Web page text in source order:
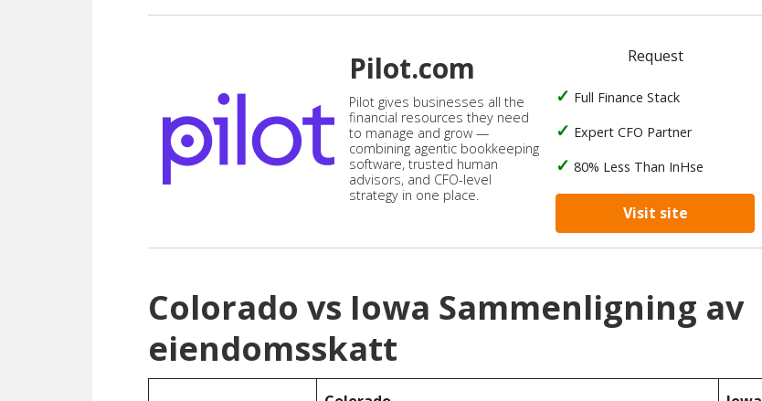
Pilot.com
Pilot gives businesses all the
financial resources they need
to manage and grow —
combining agentic bookkeeping
software, trusted human
advisors, and CFO-level
strategy in one place.
Request
Full Finance Stack
Expert CFO Partner
80% Less Than InHse
Visit site
Colorado vs Iowa Sammenligning av
eiendomsskatt